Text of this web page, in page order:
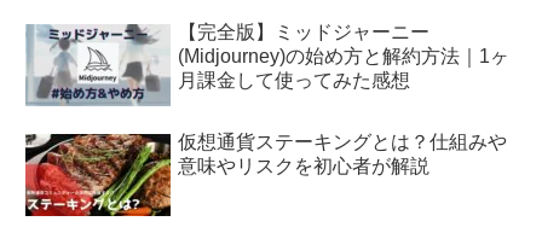
【完全版】ミッドジャーニー
(Midjourney)の始め方と解約方法｜1ヶ
月課金して使ってみた感想
仮想通貨ステーキングとは？仕組みや
意味やリスクを初心者が解説